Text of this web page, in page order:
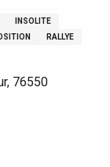
INSOLITE
RALLYE
76550